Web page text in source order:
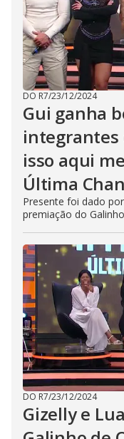
DO R7/23/12/2024
Gui ganha
integrantes
isso aqui
Última
Presente foi dado
premiação do
DO R7/23/12/2024
Gizelly e